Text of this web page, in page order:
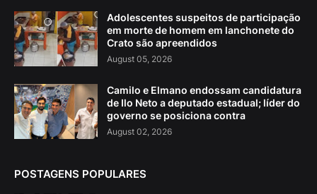
Adolescentes suspeitos de participação
em morte de homem em lanchonete do
Crato são apreendidos
August 05, 2026
Camilo e Elmano endossam candidatura
de Ilo Neto a deputado estadual; líder do
governo se posiciona contra
August 02, 2026
POSTAGENS POPULARES